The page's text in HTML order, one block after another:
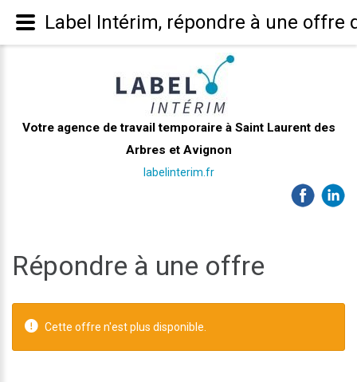
Votre agence de travail temporaire à Saint Laurent des
Arbres et Avignon
labelinterim.fr
Répondre à une offre
Cette offre n'est plus disponible.
Label Intérim, répondre à une offre